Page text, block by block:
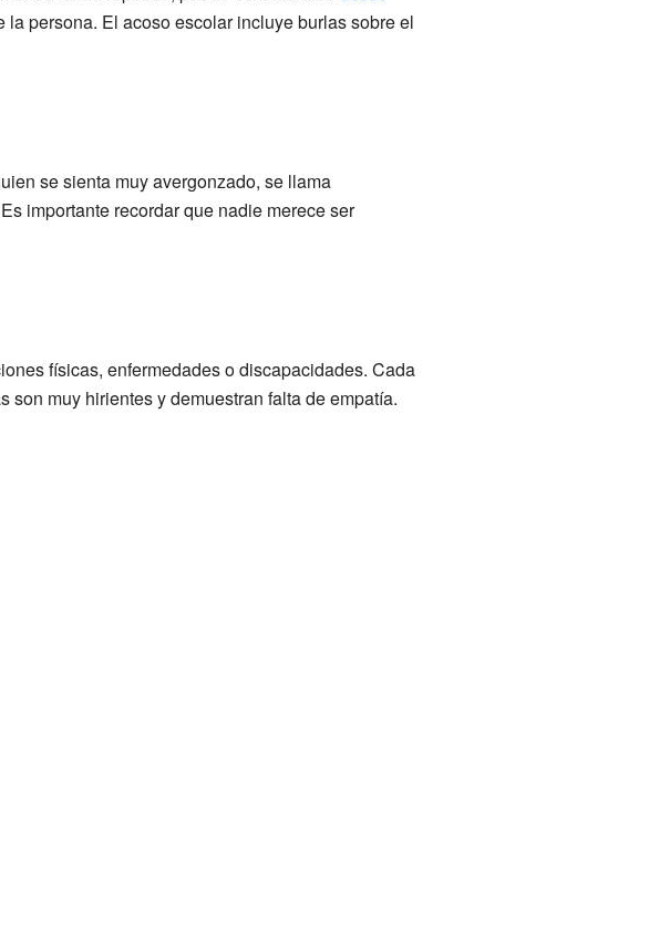
persona. El acoso escolar incluye burlas sobre el
se sienta muy avergonzado, se llama
importante recordar que nadie merece ser
físicas, enfermedades o discapacidades. Cada
muy hirientes y demuestran falta de empatía.